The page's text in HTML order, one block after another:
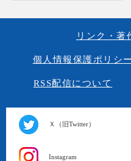
リンク・著
個人情報保護ポリシー
RSS配信について
Ｘ（旧Twitter）
Instagram